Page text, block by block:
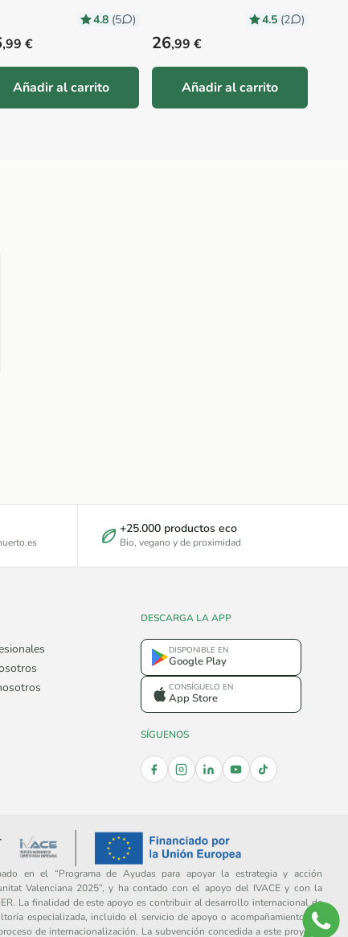
4.8 (5 )
habitual
,99 €
Añadir al carrito
4.5 (2 )
Precio habitual
26,99 €
Añadir al carrito
+25.000 productos eco
Bio, vegano y de proximidad
DESCARGA LA APP
DISPONIBLE EN
Google Play
CONSÍGUELO EN
App Store
SÍGUENOS
en el “Programa de Ayudas para apoyar la estrategia y acción
Valenciana 2025”, y ha contado con el apoyo del IVACE y con la
La finalidad de este apoyo es contribuir al desarrollo internacional de
especializada, incluido el servicio de apoyo o acompañamiento por
de internacionalización. La subvención concedida a este proyecto